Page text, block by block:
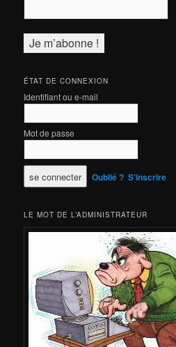
ÉTAT DE CONNEXION
Identifiant ou e-mail
Mot de passe
Oublié ? S’inscrire
LE MOT DE L’ADMINISTRATEUR